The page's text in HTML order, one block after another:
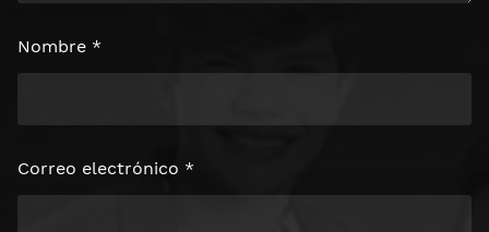
Nombre *
Correo electrónico *